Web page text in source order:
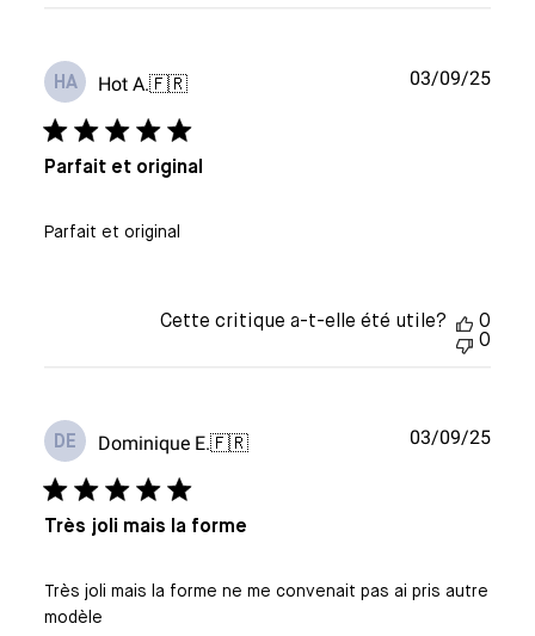
HA Hot A.🇫🇷
Parfait et original
Parfait et original
Date
03/09/25
Cette critique a-t-elle été utile?
0
0
DE Dominique E.🇫🇷
Très joli mais la forme
Très joli mais la forme ne me convenait pas ai pris autre
modèle
Date
03/09/25